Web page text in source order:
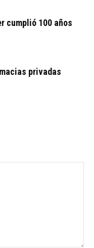
cumplió 100 años
privadas